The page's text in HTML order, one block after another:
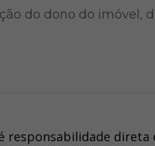
do dono do imóvel,
responsabilidade